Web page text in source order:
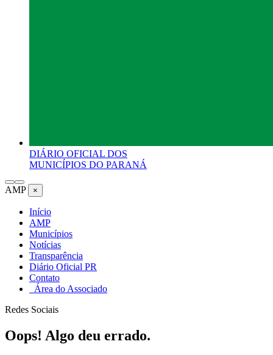
DIÁRIO OFICIAL DOS
MUNICÍPIOS DO PARANÁ
AMP ×
Início
AMP
Municípios
Notícias
Transparência
Diário Oficial PR
Contato
Área do Associado
Redes Sociais
Oops! Algo deu errado.